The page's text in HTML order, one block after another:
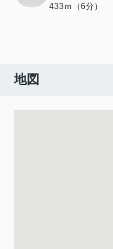
433ｍ（6分）
地図